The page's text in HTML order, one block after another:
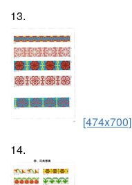
13.
[474x700]
14.